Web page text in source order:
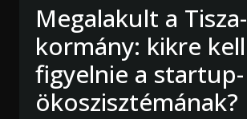
Megalakult a Tisza-
kormány: kikre kell
figyelnie a startup-
ökoszisztémának?